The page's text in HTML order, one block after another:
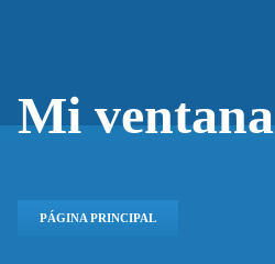
Mi ventana
PÁGINA PRINCIPAL